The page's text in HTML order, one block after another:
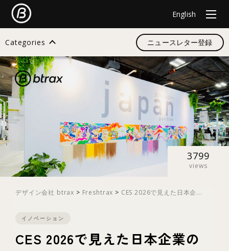
English
Categories
検索
すべて
デザイン
イノベーション
スタートアップ
ニュースレター登録
3799
views
デザイン会社 btrax > Freshtrax > CES 2026で見えた日本企...
イノベーション
CES 2026で見えた日本企業の